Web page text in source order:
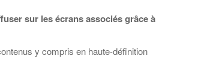
sur les écrans associés grâce à
y compris en haute-définition